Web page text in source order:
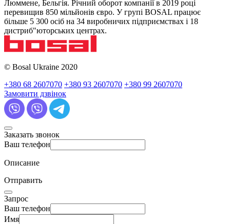
Люммене, Бельгія. Річний оборот компанії в 2019 році
перевищив 850 мільйонів євро. У групі BOSAL працює
більше 5 300 осіб на 34 виробничих підприємствах і 18
дистриб"юторських центрах.
© Bosal Ukraine 2020
+380 68 2607070 +380 93 2607070 +380 99 2607070
Замовити дзвінок
Заказать звонок
Ваш телефон
Описание
Отправить
Запрос
Ваш телефон
Имя